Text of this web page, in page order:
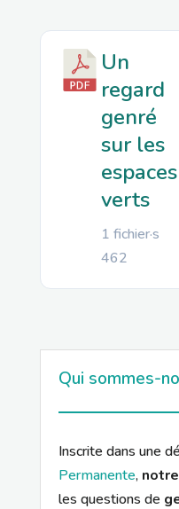
Un
regard
genré
sur les
espaces
verts
1 fichier·s
462
Qui sommes-
Inscrite dans une
Permanente,
les questions de